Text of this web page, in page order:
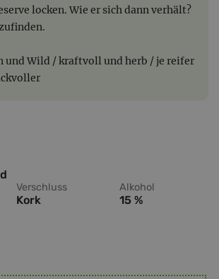
locken. Wie er sich dann verhält?
und Wild / kraftvoll und herb / je reifer
Verschluss
Kork
Alkohol
15 %